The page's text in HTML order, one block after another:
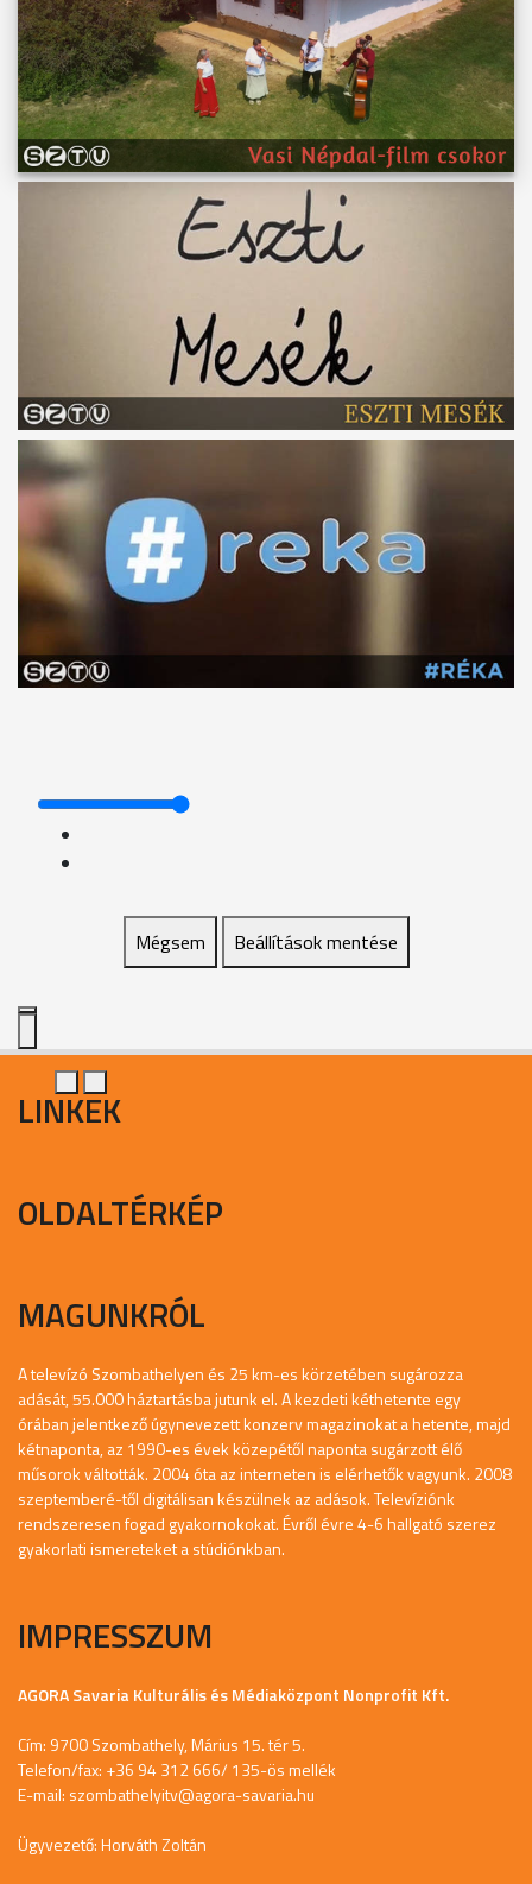
Mégsem Beállítások mentése
LINKEK
OLDALTÉRKÉP
MAGUNKRÓL
A televízó Szombathelyen és 25 km-es körzetében sugározza
adását, 55.000 háztartásba jutunk el. A kezdeti kéthetente egy
órában jelentkező úgynevezett konzerv magazinokat a hetente, majd
kétnaponta, az 1990-es évek közepétől naponta sugárzott élő
műsorok váltották. 2004 óta az interneten is elérhetők vagyunk. 2008
szeptemberé-től digitálisan készülnek az adások. Televíziónk
rendszeresen fogad gyakornokokat. Évről évre 4-6 hallgató szerez
gyakorlati ismereteket a stúdiónkban.
IMPRESSZUM
AGORA Savaria Kulturális és Médiaközpont Nonprofit Kft.
Cím: 9700 Szombathely, Márius 15. tér 5.
Telefon/fax: +36 94 312 666/ 135-ös mellék
E-mail: szombathelyitv@agora-savaria.hu
Ügyvezető: Horváth Zoltán